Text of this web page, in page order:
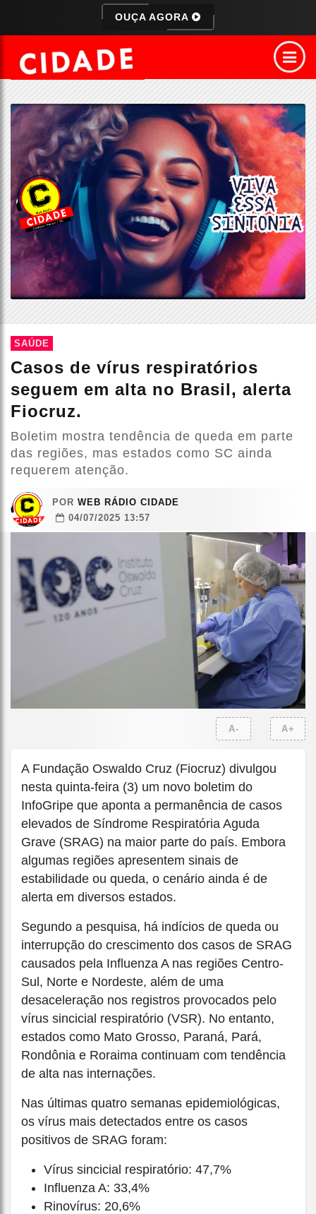
OUÇA AGORA
SAÚDE
Casos de vírus respiratórios
seguem em alta no Brasil, alerta
Fiocruz.
Boletim mostra tendência de queda em parte
das regiões, mas estados como SC ainda
requerem atenção.
POR WEB RÁDIO CIDADE
04/07/2025 13:57
A- A+
A Fundação Oswaldo Cruz (Fiocruz) divulgou
nesta quinta-feira (3) um novo boletim do
InfoGripe que aponta a permanência de casos
elevados de Síndrome Respiratória Aguda
Grave (SRAG) na maior parte do país. Embora
algumas regiões apresentem sinais de
estabilidade ou queda, o cenário ainda é de
alerta em diversos estados.
Segundo a pesquisa, há indícios de queda ou
interrupção do crescimento dos casos de SRAG
causados pela Influenza A nas regiões Centro-
Sul, Norte e Nordeste, além de uma
desaceleração nos registros provocados pelo
vírus sincicial respiratório (VSR). No entanto,
estados como Mato Grosso, Paraná, Pará,
Rondônia e Roraima continuam com tendência
de alta nas internações.
Nas últimas quatro semanas epidemiológicas,
os vírus mais detectados entre os casos
positivos de SRAG foram:
Vírus sincicial respiratório: 47,7%
Influenza A: 33,4%
Rinovírus: 20,6%